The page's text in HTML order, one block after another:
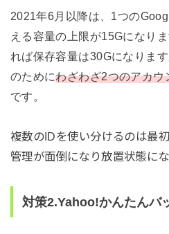
2021年6月以降は、1つの
える容量の上限が15Gになり
れば保存容量は30Gになりま
のためにわざわざ2つのアカウ
です。
複数のIDを使い分けるのは最
管理が面倒になり放置状態に
対策2.Yahoo!かんたんバ